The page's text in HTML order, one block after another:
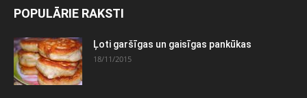
POPULĀRIE RAKSTI
Ļoti garšīgas un gaisīgas pankūkas
18/11/2015